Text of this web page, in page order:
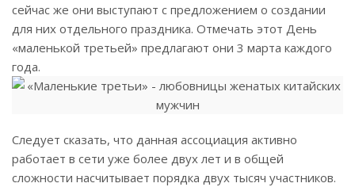
сейчас же они выступают с предложением о создании
для них отдельного праздника. Отмечать этот День
«маленькой третьей» предлагают они 3 марта каждого
года.
Следует сказать, что данная ассоциация активно
работает в сети уже более двух лет и в общей
сложности насчитывает порядка двух тысяч участников.